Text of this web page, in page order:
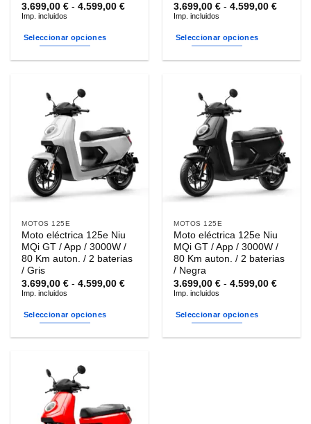
3.699,00€ - 4.599,00€Rango
4.599,00 €
Imp. incluidos
Seleccionar opciones
múltiples
variantes.
opciones
pueden
elegir
en
página
de
producto
3.699,00€ - 4.599,00€Rango
Imp. incluidos
Seleccionar opciones
múltiples
variantes.
opciones
se
pueden
elegir
en
página
de
producto
MOTOS 125E
Moto eléctrica 125e Niu
MQi GT / App / 3000W /
80 Km auton. / 2 baterias
/ Gris
3.699,00€ - 4.599,00€Rango
4.599,00 €
Imp. incluidos
Seleccionar opciones
múltiples
variantes.
opciones
MOTOS 125E
Moto eléctrica 125e Niu
MQi GT / App / 3000W /
80 Km auton. / 2 baterias
/ Negra
3.699,00€ - 4.599,00€Rango
Imp. incluidos
Seleccionar opciones